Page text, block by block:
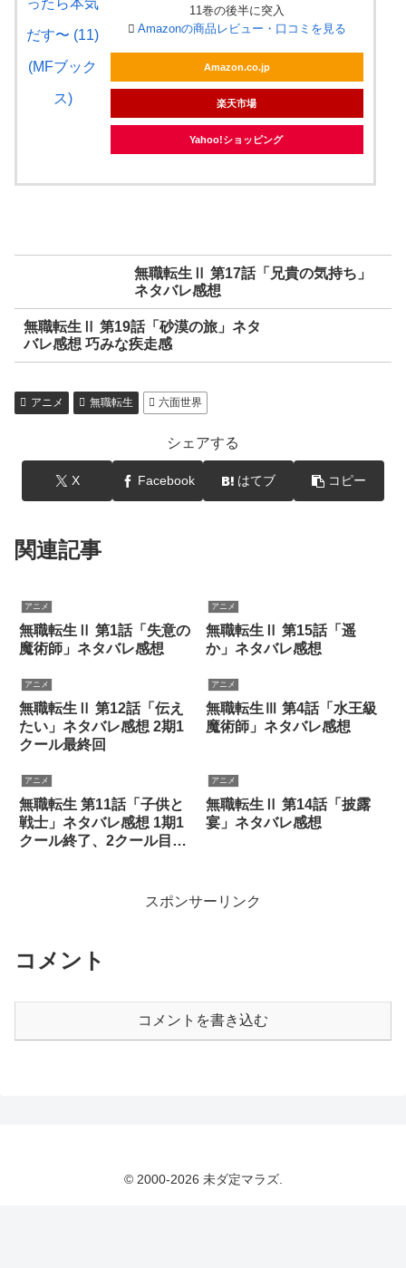
11巻の後半に突入
Amazonの商品レビュー・口コミを見る
Amazon.co.jp
楽天市場
Yahoo!ショッピング
無職転生Ⅱ 第17話「兄貴の気持ち」
ネタバレ感想
無職転生Ⅱ 第19話「砂漠の旅」ネタ
バレ感想 巧みな疾走感
アニメ 無職転生 六面世界
シェアする
X Facebook はてブ コピー
関連記事
アニメ
無職転生Ⅱ 第1話「失意の
魔術師」ネタバレ感想
アニメ
無職転生Ⅱ 第15話「遥
か」ネタバレ感想
アニメ
無職転生Ⅱ 第12話「伝え
たい」ネタバレ感想 2期1
クール最終回
アニメ
無職転生Ⅲ 第4話「水王級
魔術師」ネタバレ感想
アニメ
無職転生 第11話「子供と
戦士」ネタバレ感想 1期1
クール終了、2クール目は
アニメ
無職転生Ⅱ 第14話「披露
宴」ネタバレ感想
スポンサーリンク
コメント
コメントを書き込む
© 2000-2026 未ダ定マラズ.